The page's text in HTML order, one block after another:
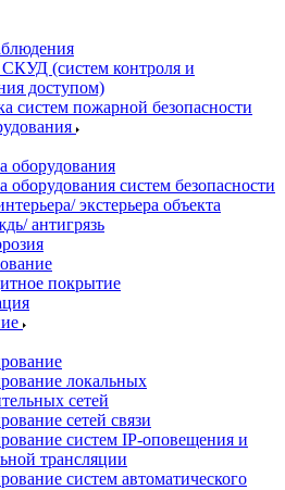
(систем контроля и
доступом)
систем пожарной безопасности
оборудования
оборудования систем безопасности
экстерьера объекта
антигрязь
покрытие
локальных
сетей
сетей связи
систем IP-оповещения и
трансляции
систем автоматического